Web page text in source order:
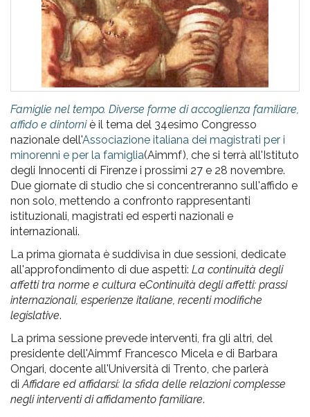
Famiglie nel tempo. Diverse forme di accoglienza familiare,
affido e dintorniè il tema del 34esimo Congresso
nazionale dell'Associazione italiana dei magistrati per i
minorenni e per la famiglia(Aimmf), che si terrà all'Istituto
degli Innocenti di Firenze i prossimi 27 e 28 novembre.
Due giornate di studio che si concentreranno sull'affido e
non solo, mettendo a confronto rappresentanti
istituzionali, magistrati ed esperti nazionali e
internazionali.
La prima giornata è suddivisa in due sessioni, dedicate
all'approfondimento di due aspetti: La continuità degli
affetti tra norme e cultura eContinuità degli affetti: prassi
internazionali, esperienze italiane, recenti modifiche
legislative.
La prima sessione prevede interventi, fra gli altri, del
presidente dell'Aimmf Francesco Micela e di Barbara
Ongari, docente all'Università di Trento, che parlerà
diAffidare ed affidarsi: la sfida delle relazioni complesse
negli interventi di affidamento familiare.